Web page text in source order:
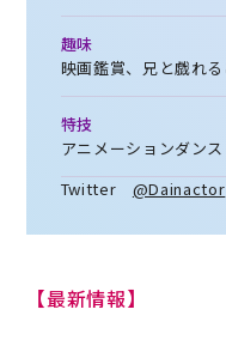
趣味
映画鑑賞、兄と戯れる
特技
アニメーションダンス
Twitter @Dainactor
【最新情報】